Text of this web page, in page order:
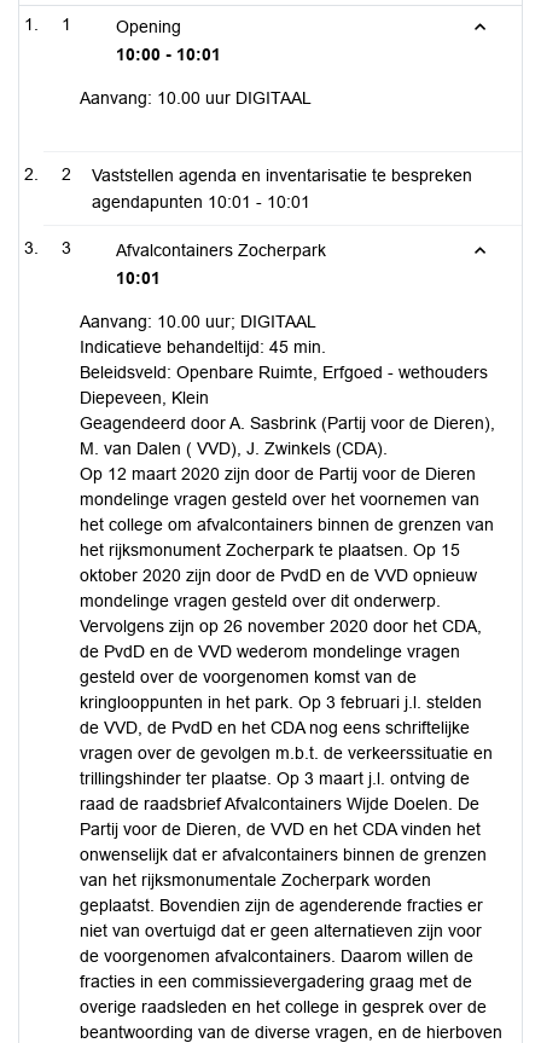
1
Opening
10:00 - 10:01
Aanvang: 10.00 uur DIGITAAL
2
Vaststellen agenda en inventarisatie te bespreken
agendapunten 10:01 - 10:01
3
Afvalcontainers Zocherpark
10:01
Aanvang: 10.00 uur; DIGITAAL
Indicatieve behandeltijd: 45 min.
Beleidsveld: Openbare Ruimte, Erfgoed - wethouders
Diepeveen, Klein
Geagendeerd door A. Sasbrink (Partij voor de Dieren),
M. van Dalen ( VVD), J. Zwinkels (CDA).
Op 12 maart 2020 zijn door de Partij voor de Dieren
mondelinge vragen gesteld over het voornemen van
het college om afvalcontainers binnen de grenzen van
het rijksmonument Zocherpark te plaatsen. Op 15
oktober 2020 zijn door de PvdD en de VVD opnieuw
mondelinge vragen gesteld over dit onderwerp.
Vervolgens zijn op 26 november 2020 door het CDA,
de PvdD en de VVD wederom mondelinge vragen
gesteld over de voorgenomen komst van de
kringlooppunten in het park. Op 3 februari j.l. stelden
de VVD, de PvdD en het CDA nog eens schriftelijke
vragen over de gevolgen m.b.t. de verkeerssituatie en
trillingshinder ter plaatse. Op 3 maart j.l. ontving de
raad de raadsbrief Afvalcontainers Wijde Doelen. De
Partij voor de Dieren, de VVD en het CDA vinden het
onwenselijk dat er afvalcontainers binnen de grenzen
van het rijksmonumentale Zocherpark worden
geplaatst. Bovendien zijn de agenderende fracties er
niet van overtuigd dat er geen alternatieven zijn voor
de voorgenomen afvalcontainers. Daarom willen de
fracties in een commissievergadering graag met de
overige raadsleden en het college in gesprek over de
beantwoording van de diverse vragen, en de hierboven